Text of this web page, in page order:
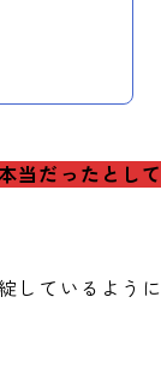
当だったとして
しているように